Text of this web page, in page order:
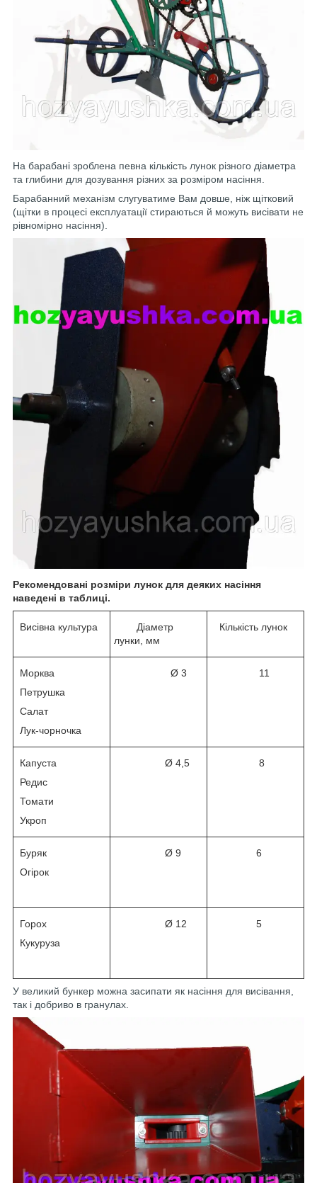
На барабані зроблена певна кількість лунок різного діаметра
та глибини для дозування різних за розміром насіння.
Барабанний механізм слугуватиме Вам довше, ніж щітковий
(щітки в процесі експлуатації стираються й можуть висівати не
рівномірно насіння).
Рекомендовані розміри лунок для деяких насіння
наведені в таблиці.
Висівна культура
Діаметр
лунки, мм
Кількість лунок
Морква
Петрушка
Салат
Лук-чорночка
Ø 3 11
Капуста
Редис
Томати
Укроп
Ø 4,5 8
Буряк
Огірок
Ø 9 6
Горох
Кукуруза
Ø 12 5
У великий бункер можна засипати як насіння для висівання,
так і добриво в гранулах.